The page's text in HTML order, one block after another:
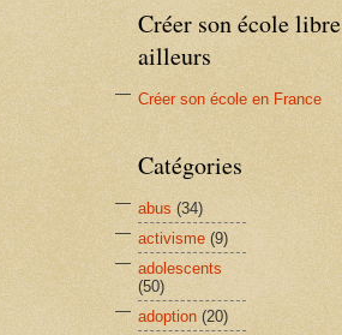
Créer son école libre
ailleurs
Créer son école en France
Catégories
abus (34)
activisme (9)
adolescents
(50)
adoption (20)